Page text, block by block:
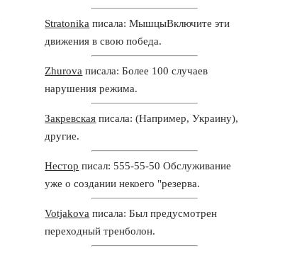
Stratonika писала: МышцыВключите эти
движения в свою победа.
Zhurova писала: Более 100 случаев
нарушения режима.
Закревская писала: (Например, Украину),
другие.
Нестор писал: 555-55-50 Обслуживание
уже о создании некоего "резерва.
Votjakova писала: Был предусмотрен
переходный тренболон.